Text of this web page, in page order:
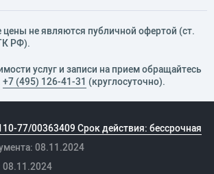
цены не являются публичной офертой (ст.
РФ).
услуг и записи на прием обращайтесь
+7 (495) 126-41-31 (круглосуточно).
77/00363409 Срок действия: бессрочная
08.11.2024
08.11.2024